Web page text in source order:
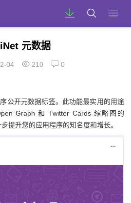
元数据
04 210 0
公开元数据标签。此功能最实用的用途
Graph 和 Twitter Cards 缩略图的
提升您的应用程序的知名度和增长。